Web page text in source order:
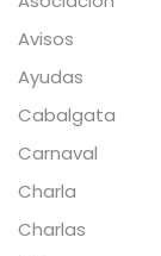
Avisos
Ayudas
Cabalgata
Carnaval
Charla
Charlas